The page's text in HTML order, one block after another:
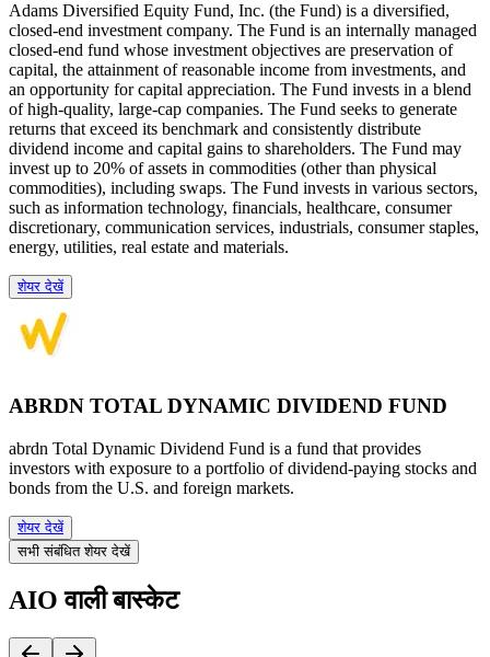
Adams Diversified Equity Fund, Inc. (the Fund) is a diversified,
closed-end investment company. The Fund is an internally managed
closed-end fund whose investment objectives are preservation of
capital, the attainment of reasonable income from investments, and
an opportunity for capital appreciation. The Fund invests in a blend
of high-quality, large-cap companies. The Fund seeks to generate
returns that exceed its benchmark and consistently distribute
dividend income and capital gains to shareholders. The Fund may
invest up to 20% of assets in commodities (other than physical
commodities), including swaps. The Fund invests in various sectors,
such as information technology, financials, healthcare, consumer
discretionary, communication services, industrials, consumer staples,
energy, utilities, real estate and materials.
शेयर देखें
ABRDN TOTAL DYNAMIC DIVIDEND FUND
abrdn Total Dynamic Dividend Fund is a fund that provides
investors with exposure to a portfolio of dividend-paying stocks and
bonds from the U.S. and foreign markets.
शेयर देखें
सभी संबंधित शेयर देखें
AIO वाली बास्केट